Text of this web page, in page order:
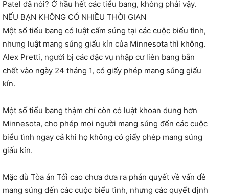
Patel đã nói? Ở hầu hết các tiểu bang, không phải vậy.
NẾU BẠN KHÔNG CÓ NHIỀU THỜI GIAN
Một số tiểu bang có luật cấm súng tại các cuộc biểu tình,
nhưng luật mang súng giấu kín của Minnesota thì không.
Alex Pretti, người bị các đặc vụ nhập cư liên bang bắn
chết vào ngày 24 tháng 1, có giấy phép mang súng giấu
kín.
Một số tiểu bang thậm chí còn có luật khoan dung hơn
Minnesota, cho phép mọi người mang súng đến các cuộc
biểu tình ngay cả khi họ không có giấy phép mang súng
giấu kín.
Mặc dù Tòa án Tối cao chưa đưa ra phán quyết về vấn đề
mang súng đến các cuộc biểu tình, nhưng các quyết định